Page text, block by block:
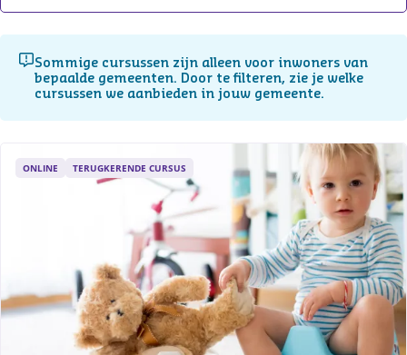
Sommige cursussen zijn alleen voor inwoners van
bepaalde gemeenten. Door te filteren, zie je welke
cursussen we aanbieden in jouw gemeente.
ONLINE TERUGKERENDE CURSUS